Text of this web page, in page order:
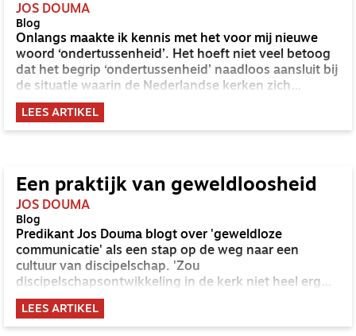
JOS DOUMA
Blog
Onlangs maakte ik kennis met het voor mij nieuwe
woord ‘ondertussenheid’. Het hoeft niet veel betoog
dat het begrip ‘ondertussenheid’ naadloos aansluit bij
de situatie waarin de Nederlandse kerken zich
bevinden.
LEES ARTIKEL
Een praktijk van geweldloosheid
JOS DOUMA
Blog
Predikant Jos Douma blogt over 'geweldloze
communicatie' als een stap op de weg naar een
cultuur van discipelschap. 'Zou
discipelschapsontwikkeling in de kerk niet heel erg
geholpen zijn met deze mededogende vorm van
communieren?'
LEES ARTIKEL